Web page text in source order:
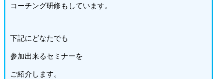
コーチング研修もしています。
下記にどなたでも
参加出来るセミナーを
ご紹介します。